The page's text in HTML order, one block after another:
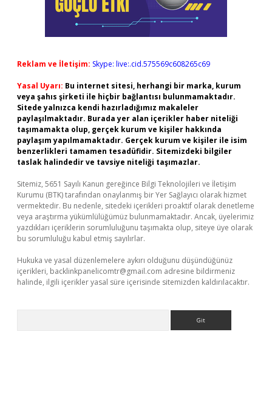
Reklam ve İletişim: Skype: live:.cid.575569c608265c69
Yasal Uyarı: Bu internet sitesi, herhangi bir marka, kurum
veya şahıs şirketi ile hiçbir bağlantısı bulunmamaktadır.
Sitede yalnızca kendi hazırladığımız makaleler
paylaşılmaktadır. Burada yer alan içerikler haber niteliği
taşımamakta olup, gerçek kurum ve kişiler hakkında
paylaşım yapılmamaktadır. Gerçek kurum ve kişiler ile isim
benzerlikleri tamamen tesadüfidir. Sitemizdeki bilgiler
taslak halindedir ve tavsiye niteliği taşımazlar.
Sitemiz, 5651 Sayılı Kanun gereğince Bilgi Teknolojileri ve İletişim
Kurumu (BTK) tarafından onaylanmış bir Yer Sağlayıcı olarak hizmet
vermektedir. Bu nedenle, sitedeki içerikleri proaktif olarak denetleme
veya araştırma yükümlülüğümüz bulunmamaktadır. Ancak, üyelerimiz
yazdıkları içeriklerin sorumluluğunu taşımakta olup, siteye üye olarak
bu sorumluluğu kabul etmiş sayılırlar.
Hukuka ve yasal düzenlemelere aykırı olduğunu düşündüğünüz
içerikleri, backlinkpanelicomtr@gmail.com adresine bildirmeniz
halinde, ilgili içerikler yasal süre içerisinde sitemizden kaldırılacaktır.